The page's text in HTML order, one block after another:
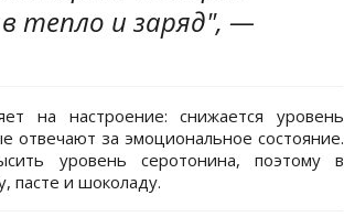
тепло и заряд", —
на настроение: снижается уровень
за эмоциональное состояние.
уровень серотонина, поэтому в
пасте и шоколаду.